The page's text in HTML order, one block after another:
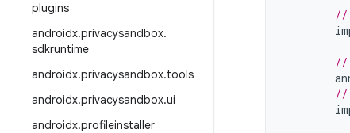
plugins
androidx.privacysandbox.
sdkruntime
androidx.privacysandbox.tools
androidx.privacysandbox.ui
androidx.profileinstaller
//
//
//